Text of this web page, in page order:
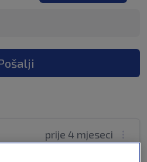
prije 4 mjeseci